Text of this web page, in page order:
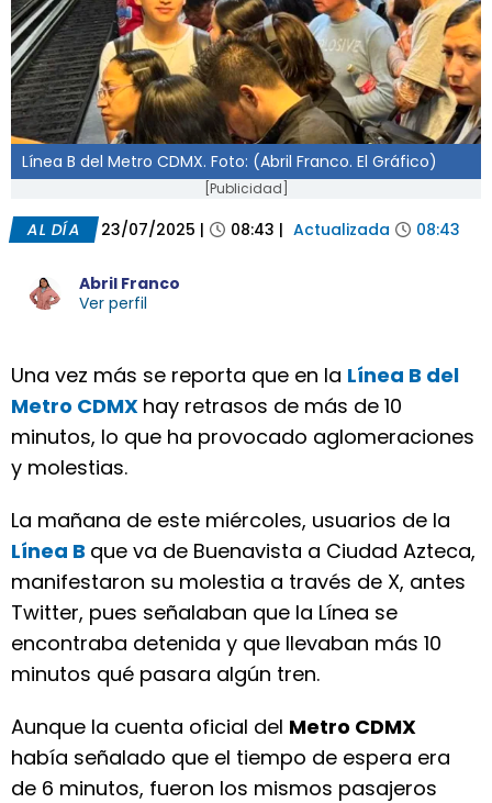
Línea B del Metro CDMX. Foto: (Abril Franco. El Gráfico)
[Publicidad]
AL DÍA 23/07/2025 | 08:43 | Actualizada 08:43
Abril Franco
Ver perfil
Una vez más se reporta que en la Línea B del
Metro CDMX hay retrasos de más de 10
minutos, lo que ha provocado aglomeraciones
y molestias.
La mañana de este miércoles, usuarios de la
Línea B que va de Buenavista a Ciudad Azteca,
manifestaron su molestia a través de X, antes
Twitter, pues señalaban que la Línea se
encontraba detenida y que llevaban más 10
minutos qué pasara algún tren.
Aunque la cuenta oficial del Metro CDMX
había señalado que el tiempo de espera era
de 6 minutos, fueron los mismos pasajeros